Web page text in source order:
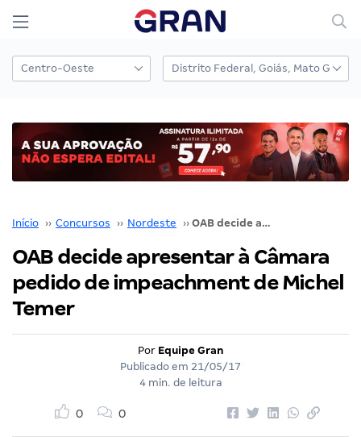
Início ›› Concursos ›› Nordeste ›› OAB decide apresentar à Câmara pedido de impeachment de Michel Temer
OAB decide apresentar à Câmara
pedido de impeachment de Michel
Temer
Por Equipe Gran
Publicado em 21/05/17
4 min. de leitura
0 0